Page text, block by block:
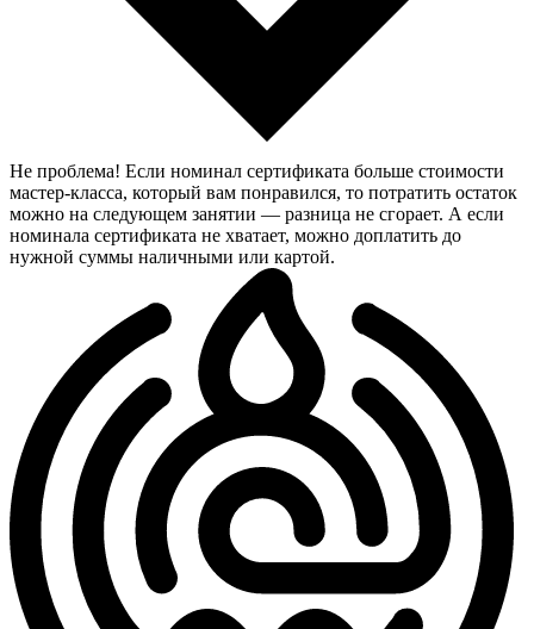
Не проблема! Если номинал сертификата больше стоимости
мастер-класса, который вам понравился, то потратить остаток
можно на следующем занятии — разница не сгорает. А если
номинала сертификата не хватает, можно доплатить до
нужной суммы наличными или картой.